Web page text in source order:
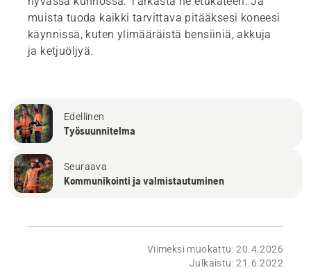
muista tuoda kaikki tarvittava pitääksesi koneesi
käynnissä, kuten ylimääräistä bensiiniä, akkuja
ja ketjuöljyä.
Edellinen
Työsuunnitelma
Seuraava
Kommunikointi ja valmistautuminen
Viimeksi muokattu: 20.4.2026
Julkaistu: 21.6.2022